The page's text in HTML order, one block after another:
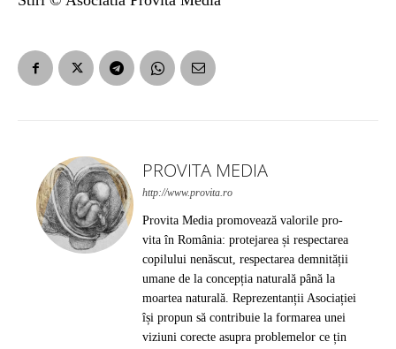
PROVITA MEDIA
http://www.provita.ro
Provita Media promovează valorile pro-
vita în România: protejarea și respectarea
copilului nenăscut, respectarea demnității
umane de la concepția naturală până la
moartea naturală. Reprezentanții Asociației
își propun să contribuie la formarea unei
viziuni corecte asupra problemelor ce țin